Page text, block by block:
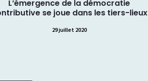
L’émergence de la démocratie
se joue dans les tiers-lieux
29 juillet 2020